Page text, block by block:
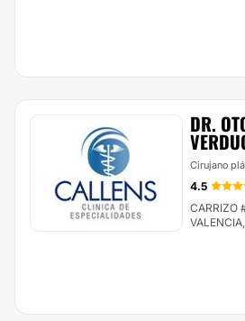
DR.
Cirujano
4.5
CARRIZO